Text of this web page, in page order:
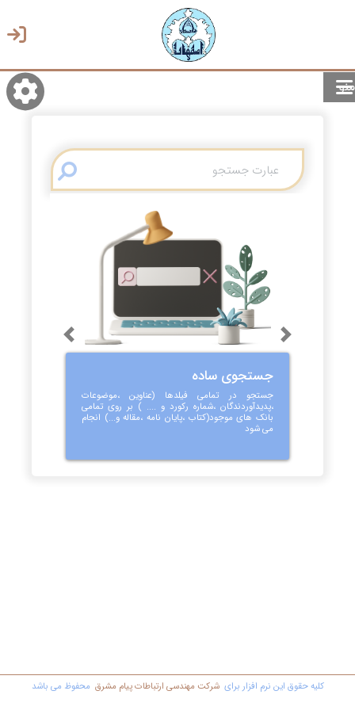
منو
انتخاب زبان
جستجوی ساده
جستجو در تمامی فیلدها (عناوین ،موضوعات
،پدیدآوردندگان ،شماره رکورد و .... ) بر روی تمامی
بانک های موجود(کتاب ،پایان نامه ،مقاله و...) انجام
می شود
Previous Next
کليه حقوق اين نرم افزار برای شرکت مهندسي ارتباطات پیام مشرق محفوظ مي باشد